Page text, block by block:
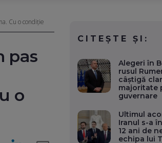
Cu o condiție
pas
o
CITEȘTE ȘI:
Alegeri în
rusul
câștigă
majoritate
guvernare
Ultimul
Iranul s-a
12 ani de
echipa lui